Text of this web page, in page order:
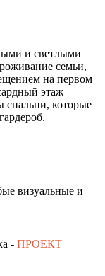
и светлыми
семьи,
на первом
этаж
спальни, которые
визуальные и
- ПРОЕКТ